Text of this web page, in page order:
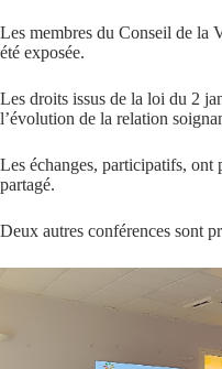
Les membres du Conseil de la
été exposée.
Les droits issus de la loi du 2
l’évolution de la relation
Les échanges, participatifs, ont
partagé.
Deux autres conférences sont